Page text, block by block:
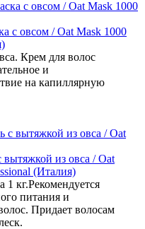
с овсом / Oat Mask 1000
Крем для волос
и
на капиллярную
из овса / Oat
(Италия)
кг.Рекомендуется
питания и
Придает волосам